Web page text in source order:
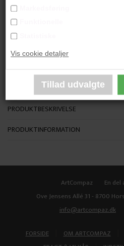
Vis cookie detaljer
"Keep Fighting"
100x90 cm.
Ikke indrammet
PRODUKTBESKRIVELSE
PRODUKTINFORMATION
ArtCompaz
En
Ove Jensens Allé 31 - 8700
info@artcompaz.dk
FORSIDE OM ARTCOMPAZ